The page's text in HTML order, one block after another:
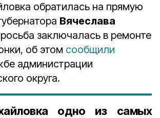
обратилась на прямую
Вячеслава
заключалась в ремонте
об этом сообщили
администрации
округа.
одно из самых